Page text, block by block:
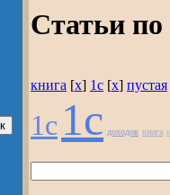
Статьи
книга [x] 1с [x] пустая
1c 1с доходов книга